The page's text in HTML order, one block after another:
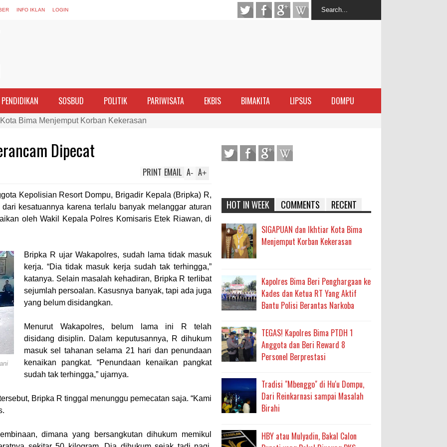
INFO IKLAN LOGIN
PENDIDIKAN SOSBUD POLITIK PARIWISATA EKBIS BIMAKITA LIPSUS DOMPU
ke Kades dan Ketua RT Yang Aktif Bantu Polisi Berantas Narkoba
Perempuan sebagai Penggerak Ekonomi Keluarga pada Pelatihan Kewirausahaan Kota Bima
Kapolres Bima Silaturahmi ke Kejari dan Kodim 1608
vs Inggris, Polres Bima Pererat Silaturahmi dengan Masyarakat
Polisi Nobar Bareng Laga Prancis vs Spanyol di Mapolres Bima
Pembangunan RSUD Kota Bima, Pastikan Pemindahan Layanan Berjalan Bertahap
Polres Bima Bantu Warga Padolo Atasi Krisis Air Bersih
Warga Tidak Layak Huni di Kelurahan Oi Mbo, Dorong Percepatan Bantuan BSPS
Usulan Inpres Jalan Daerah 2026 dan Persiapan DAK 2027 ke BPJN NTB
ASN dan Penguatan Kolaborasi
Kelautan dan Perikanan
Umum Fraksi DPRD terhadap Raperda Pertanggungjawaban Pelaksanaan APBD Kota Bima
Ke-80, Kapolres Bima: Jadikan Tugas Sebagai Ibadah, Kepercayaan Rakyat Landasan Utama
Ke-80, Kapolres Bima Pimpin Kenaikan Pangkat 42 Personel
Ke-80, Satsamapta Polres Bima Bantu Warga Dena Hadapi Krisis Air Bersih
Sabu di Tambe, 2 Pria Diamankan Bersama 23 Poket Sabu Siap Edar
Bima Menjemput Korban Kekerasan
Dipecat
A+
A-
EMAIL
PRINT
Kepolisian Resort Dompu, Brigadir Kepala (Bripka) R,
kesatuannya karena terlalu banyak melanggar aturan
oleh Wakil Kepala Polres Komisaris Etek Riawan, di
Bripka R ujar Wakapolres, sudah lama tidak masuk
kerja. “Dia tidak masuk kerja sudah tak terhingga,”
katanya. Selain masalah kehadiran, Bripka R terlibat
sejumlah persoalan. Kasusnya banyak, tapi ada juga
yang belum disidangkan.
Menurut Wakapolres, belum lama ini R telah
disidang disiplin. Dalam keputusannya, R dihukum
masuk sel tahanan selama 21 hari dan penundaan
kenaikan pangkat. “Penundaan kenaikan pangkat
sudah tak terhingga,” ujarnya.
Bripka R tinggal menunggu pemecatan saja. “Kami
dimana yang bersangkutan dihukum memikul
HOT IN WEEK COMMENTS RECENT
SIGAPUAN dan Ikhtiar Kota Bima
Menjemput Korban Kekerasan
Kapolres Bima Beri Penghargaan ke
Kades dan Ketua RT Yang Aktif
Bantu Polisi Berantas Narkoba
TEGAS! Kapolres Bima PTDH 1
Anggota dan Beri Reward 8
Personel Berprestasi
Tradisi "Mbenggo" di Hu'u Dompu,
Dari Reinkarnasi sampai Masalah
Birahi
HBY atau Mulyadin, Bakal Calon